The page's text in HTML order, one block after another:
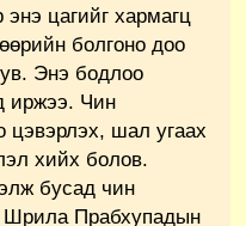
цагийг хармагц
болгоно доо
Энэ бодлоо
иржээ. Чин
цэвэрлэх, шал угаах
хийх болов.
бусад чин
Шрила Прабхупадын